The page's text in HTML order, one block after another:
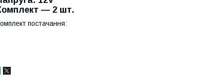
— 2 шт.
постачання: